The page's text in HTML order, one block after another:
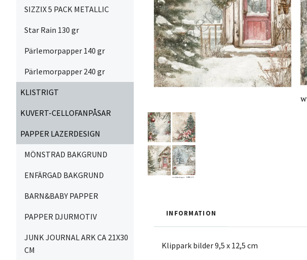
SIZZIX 5 PACK METALLIC
Star Rain 130 gr
Pärlemorpapper 140 gr
Pärlemorpapper 240 gr
KLISTRIGT
KUVERT-CELLOFANPÅSAR
PAPPER LAZERDESIGN
MÖNSTRAD BAKGRUND
ENFÄRGAD BAKGRUND
BARN&BABY PAPPER
PAPPER DJURMOTIV
JUNK JOURNAL ARK CA 21X30
CM
INFORMATION
Klippark bilder 9,5 x 12,5 cm